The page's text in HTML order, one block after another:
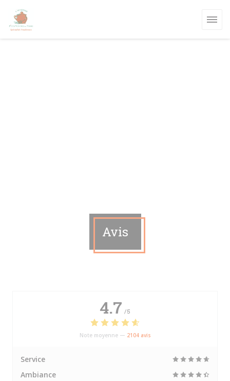
Avis
4.7 /5
Note moyenne — 2104 avis
Service
Ambiance